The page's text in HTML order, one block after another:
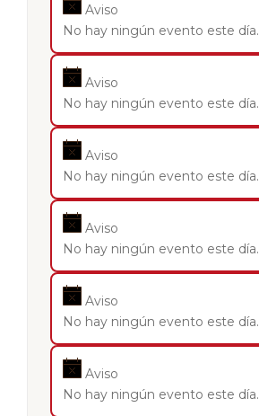
Aviso
No hay ningún evento este día.
Aviso
No hay ningún evento este día.
Aviso
No hay ningún evento este día.
Aviso
No hay ningún evento este día.
Aviso
No hay ningún evento este día.
Aviso
No hay ningún evento este día.